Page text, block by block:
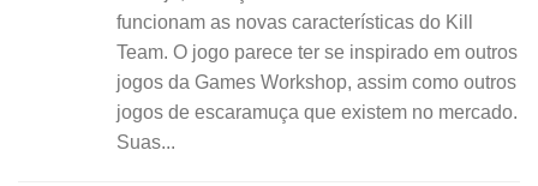
funcionam as novas características do Kill
Team. O jogo parece ter se inspirado em outros
jogos da Games Workshop, assim como outros
jogos de escaramuça que existem no mercado.
Suas...